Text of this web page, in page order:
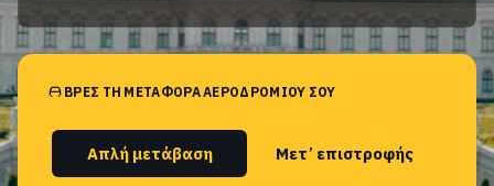
ΒΡΕΣ ΤΗ ΜΕΤΑΦΟΡΆ ΑΕΡΟΔΡΟΜΊΟΥ ΣΟΥ
Απλή μετάβαση Μετ’ επιστροφής